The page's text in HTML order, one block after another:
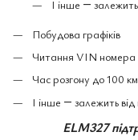
І інше ―
Побудова графіків
Читання VIN номера
Час розгону до 100
І інше ― залежить
ELM327